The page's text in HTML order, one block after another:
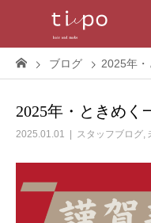
ブログ 2025年
2025年・ときめく
2025.01.01 スタッフブログ,